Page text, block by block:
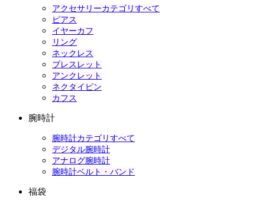
アクセサリーカテゴリすべて
ピアス
イヤーカフ
リング
ネックレス
ブレスレット
アンクレット
ネクタイピン
カフス
腕時計
腕時計カテゴリすべて
デジタル腕時計
アナログ腕時計
腕時計ベルト・バンド
福袋